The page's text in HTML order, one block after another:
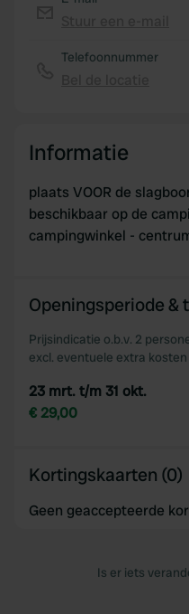
Telefoonnummer
Informatie
plaats VOOR de
beschikbaar op de
campingwinkel -
Openingsperiode &
Prijsindicatie o.b.v. 2
excl. eventuele extra kosten
23 mrt. t/m 31 okt.
€ 29,00
Kortingskaarten (0)
Geen geaccepteerde
Is er iets